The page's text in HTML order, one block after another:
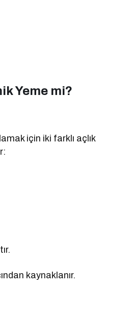
Yeme mi?
için iki farklı açlık
kaynaklanır.